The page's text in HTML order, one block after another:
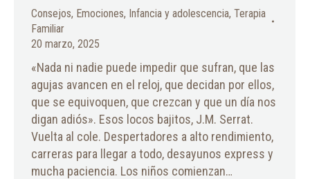
Consejos, Emociones, Infancia y adolescencia, Terapia
Familiar
20 marzo, 2025
«Nada ni nadie puede impedir que sufran, que las
agujas avancen en el reloj, que decidan por ellos,
que se equivoquen, que crezcan y que un día nos
digan adiós». Esos locos bajitos, J.M. Serrat.
Vuelta al cole. Despertadores a alto rendimiento,
carreras para llegar a todo, desayunos express y
mucha paciencia. Los niños comienzan…